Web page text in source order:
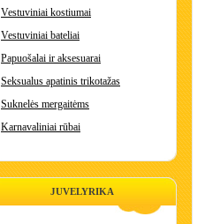
Vestuviniai kostiumai
Vestuviniai bateliai
Papuošalai ir aksesuarai
Seksualus apatinis trikotažas
Suknelės mergaitėms
Karnavaliniai rūbai
JUVELYRIKA